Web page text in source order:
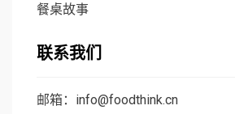
餐桌故事
联系我们
邮箱：info@foodthink.cn